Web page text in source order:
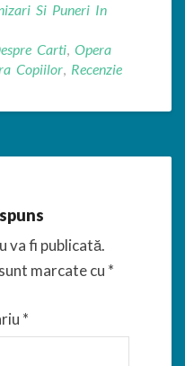
Si Puneri In
Carti, Opera
Copiilor, Recenzie
va fi publicată.
marcate cu *
*